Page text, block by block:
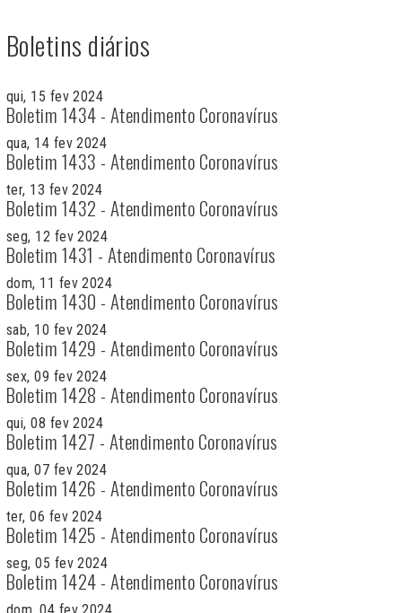
Boletins diários
qui, 15 fev 2024
Boletim 1434 - Atendimento Coronavírus
qua, 14 fev 2024
Boletim 1433 - Atendimento Coronavírus
ter, 13 fev 2024
Boletim 1432 - Atendimento Coronavírus
seg, 12 fev 2024
Boletim 1431 - Atendimento Coronavírus
dom, 11 fev 2024
Boletim 1430 - Atendimento Coronavírus
sab, 10 fev 2024
Boletim 1429 - Atendimento Coronavírus
sex, 09 fev 2024
Boletim 1428 - Atendimento Coronavírus
qui, 08 fev 2024
Boletim 1427 - Atendimento Coronavírus
qua, 07 fev 2024
Boletim 1426 - Atendimento Coronavírus
ter, 06 fev 2024
Boletim 1425 - Atendimento Coronavírus
seg, 05 fev 2024
Boletim 1424 - Atendimento Coronavírus